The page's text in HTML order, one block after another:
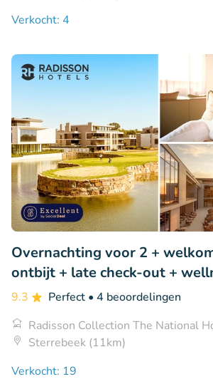
Verkocht: 4
Overnachting voor 2 +
ontbijt + late check-out +
9.3 Perfect • 4 beoordelingen
Radisson Collection The National
Sterrebeek (11km)
Verkocht: 19